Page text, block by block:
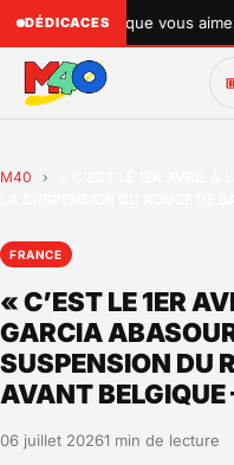
DÉDICACES
à quelqu'un que vous aimez !
M40 ›
FRANCE
« C’EST LE 1ER
GARCIA
SUSPENSION DU
AVANT BELGIQUE
06 juillet 20261 min de lecture